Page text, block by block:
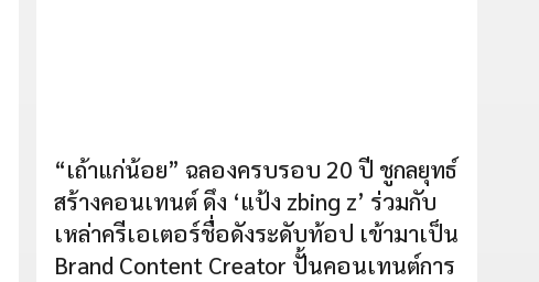
“เถ้าแก่น้อย” ฉลองครบรอบ 20 ปี ชูกลยุทธ์
สร้างคอนเทนต์ ดึง ‘แป้ง zbing z’ ร่วมกับ
เหล่าครีเอเตอร์ชื่อดังระดับท้อป เข้ามาเป็น
Brand Content Creator ปั้นคอนเทนต์การ